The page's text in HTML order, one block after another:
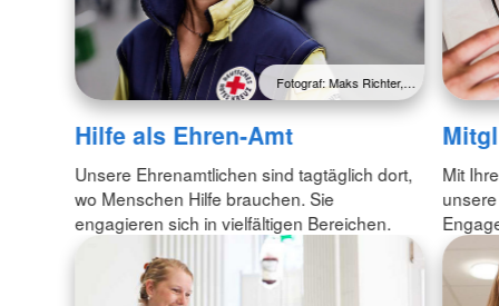
Fotograf: Maks Richter,…
Hilfe als Ehren-Amt
Unsere Ehrenamtlichen sind tagtäglich dort,
wo Menschen Hilfe brauchen. Sie
engagieren sich in vielfältigen Bereichen.
Mit